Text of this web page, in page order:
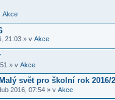
Akce
21:03 » v Akce
» v Akce
svět pro školní rok 2016/
2016, 07:54 » v Akce